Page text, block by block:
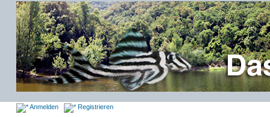
Anmelden Registrieren